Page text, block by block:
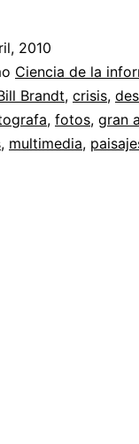
2010
Ciencia de la
Brandt, crisis,
, fotos, gran
, multimedia,